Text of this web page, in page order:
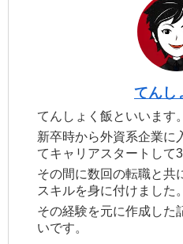
てんし
てんしょく飯といいます。
新卒時から外資系企業に
てキャリアスタートして
その間に数回の転職と共
スキルを身に付けました。
その経験を元に作成した
いです。